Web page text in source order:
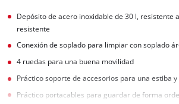
Depósito de acero inoxidable de 30 l, resistente
resistente
Conexión de soplado para limpiar con soplado
4 ruedas para una buena movilidad
Práctico soporte de accesorios para una estiba
Práctico portacables para guardar de forma